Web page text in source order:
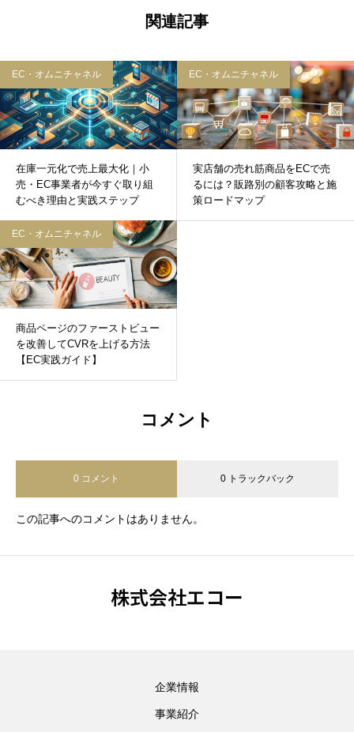
関連記事
EC・オムニチャネル
在庫一元化で売上最大化｜小
売・EC事業者が今すぐ取り組
むべき理由と実践ステップ
EC・オムニチャネル
実店舗の売れ筋商品をECで売
るには？販路別の顧客攻略と施
策ロードマップ
EC・オムニチャネル
商品ページのファーストビュー
を改善してCVRを上げる方法
【EC実践ガイド】
コメント
0 コメント 0 トラックバック
この記事へのコメントはありません。
株式会社エコー
企業情報
事業紹介